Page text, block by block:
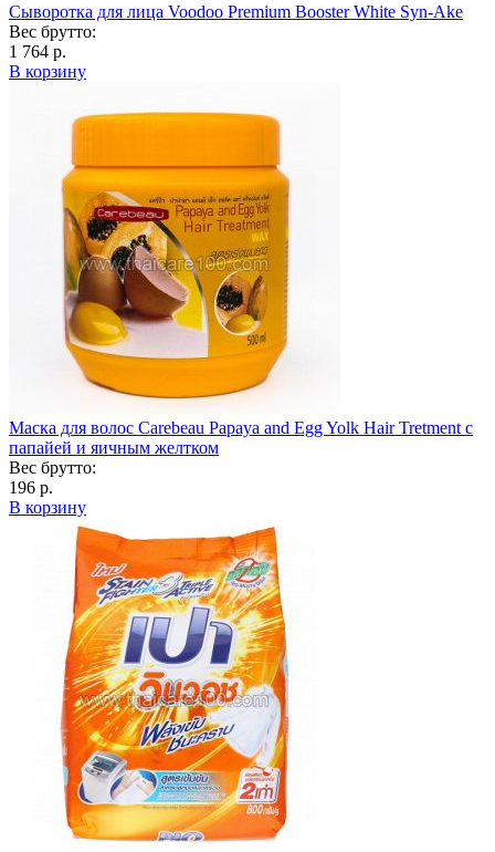
Сыворотка для лица Voodoo Premium Booster White Syn-Ake
Вес брутто:
1 764 р.
В корзину
Маска для волос Carebeau Papaya and Egg Yolk Hair Tretment с
папайей и яичным желтком
Вес брутто:
196 р.
В корзину